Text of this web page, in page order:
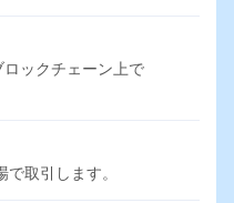
ックチェーン上で
取引します。